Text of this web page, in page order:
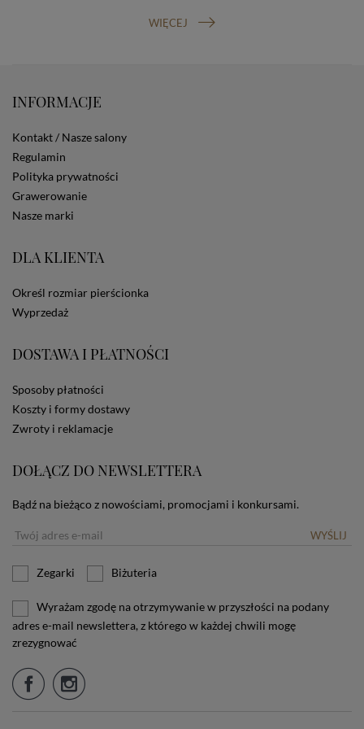
osobowych (masz prawo cofnięcia zgody na
przetwarzanie danych w dowolnym momencie;
Informacja o dobrowolności podania danych
nie podasz danych, nie będziesz mógł przeglądać
zawartości naszej strony
Zautomatyzowane podejmowanie decyzji
Na stronie Sklepu są wykorzystywane pliki cookies.
wygody wszystkich użytkowników (w tym Kupujących)
preferencji i ustawień na stronie, zbieranie
portale społecznościowe, np. Facebook). Korzystanie
ze Sklepu bez zmiany ustawień w przeglądarce
zamieszczane w urządzeniu końcowym każdego
użytkownika. Jeżeli użytkownik nie wyraża zgody na
ustawienia swojej przeglądarki.
informacji o plikach cookies.
WIĘCEJ
INFORMACJE
Kontakt / Nasze salony
Regulamin
Polityka prywatności
Grawerowanie
Nasze marki
DLA KLIENTA
Określ rozmiar pierścionka
Wyprzedaż
DOSTAWA I PŁATNOŚCI
Sposoby płatności
Koszty i formy dostawy
Zwroty i reklamacje
DOŁĄCZ DO NEWSLETTERA
Bądź na bieżąco z nowościami, promocjami i konkursami.
WYŚLIJ
Zegarki Biżuteria
Wyrażam zgodę na otrzymywanie w przyszłości na podany
adres e-mail newslettera, z którego w każdej chwili mogę
zrezygnować